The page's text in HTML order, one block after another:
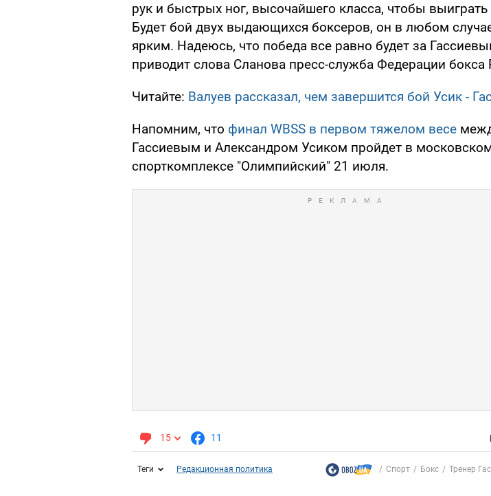
рук и быстрых ног, высочайшего класса, чтобы
Будет бой двух выдающихся боксеров, он в любом
ярким. Надеюсь, что победа все равно будет за
приводит слова Сланова пресс-служба Федерации бокса
Читайте: Валуев рассказал, чем завершится бой Усик -
Напомним, что финал WBSS в первом тяжелом весе
Гассиевым и Александром Усиком пройдет в
спорткомплексе "Олимпийский" 21 июля.
15 11
Теги Редакционная политика Спорт Бокс Тренер